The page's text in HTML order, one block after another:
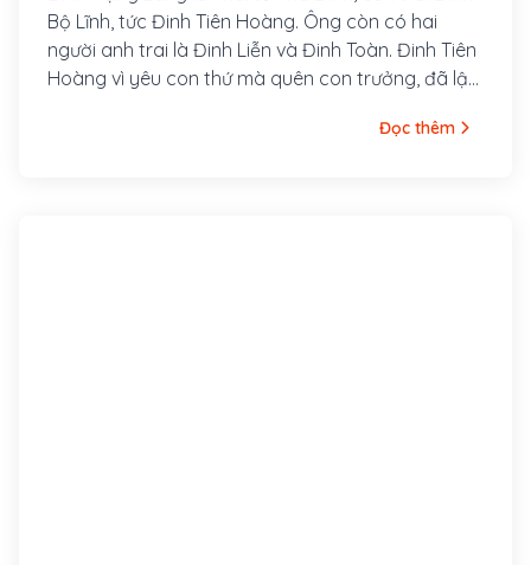
Bộ Lĩnh, tức Đinh Tiên Hoàng. Ông còn có hai
người anh trai là Đinh Liễn và Đinh Toàn. Đinh Tiên
Hoàng vì yêu con thứ mà quên con trưởng, đã lập
đã giết chết Hạng Lang, em trai mình vào mùa
Đọc thêm